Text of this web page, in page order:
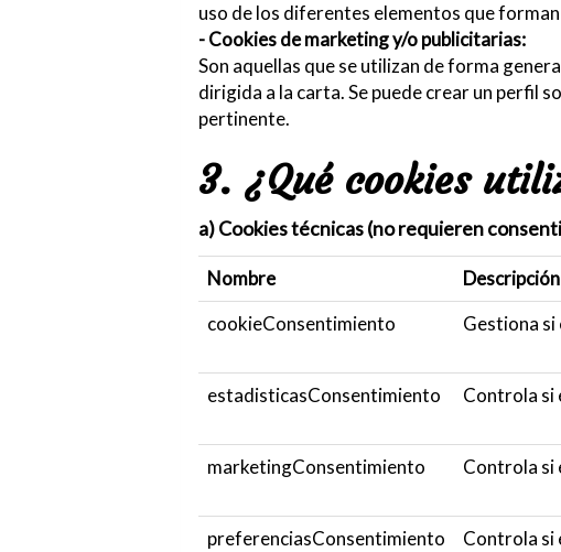
uso de los diferentes elementos que
- Cookies de marketing y/o publicitarias:
Son aquellas que se utilizan de forma
dirigida a la carta. Se puede crear un perfil
pertinente.
3. ¿Qué cookies
a) Cookies técnicas (no requieren
Nombre Descripción
cookieConsentimiento
Gestiona si
estadisticasConsentimiento Controla si
marketingConsentimiento Controla si
preferenciasConsentimiento Controla si